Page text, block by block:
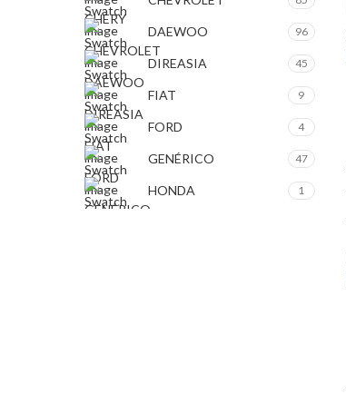
CHERY
CHEVROLET
DAEWOO
DAEWOO 96
DIREASIA
DIREASIA 45
FIAT
FIAT 9
FORD
FORD 4
GENÉRICO
GENÉRICO 47
HONDA 1